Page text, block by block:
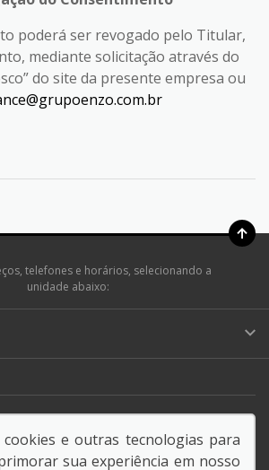
poderá ser revogado pelo Titular,
mediante solicitação através do
do site da presente empresa ou
telefones e horários, selecionando a
unidade abaixo:
SEU BEM MAIOR É A VIDA.
e outras tecnologias para
sua experiência em nosso